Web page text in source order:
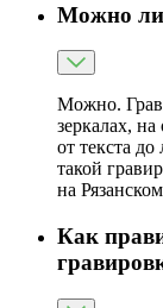
Можно ли
Можно.
зеркалах,
от текста
такой
на
Как